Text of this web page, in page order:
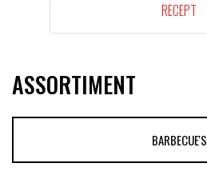
RECEPT
ASSORTIMENT
BARBECUE'S